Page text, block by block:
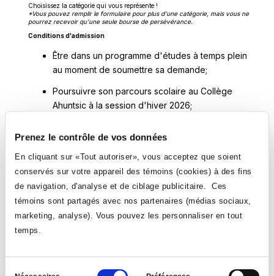
Prenez le contrôle de vos données
En cliquant sur «Tout autoriser», vous acceptez que soient
conservés sur votre appareil des témoins (cookies) à des fins
de navigation, d'analyse et de ciblage publicitaire. Ces
témoins sont partagés avec nos partenaires (médias sociaux,
marketing, analyse). Vous pouvez les personnaliser en tout
temps.
Sélection
Choisissez la catégorie qui vous représente !
*Vous pouvez remplir le formulaire pour plus d'une catégorie, mais vous ne
pourrez recevoir qu'une seule bourse de persévérance.
Conditions d'admission
Être dans un programme d'études à temps plein
au moment de soumettre sa demande;
Poursuivre son parcours scolaire au Collège
Ahuntsic à la session d'hiver 2026;
sessions d'études de votre DEC ou avoir
complété une session de votre AEC.
persévérance scolaire du Collège Ahuntsic.
Deux documents sont requis pour que votre candidature soit complète :
Répondre à toutes les questions du formulaire de
Transmettre le lien du formulaire d'appui de
candidature à un membre du personnel du Collège